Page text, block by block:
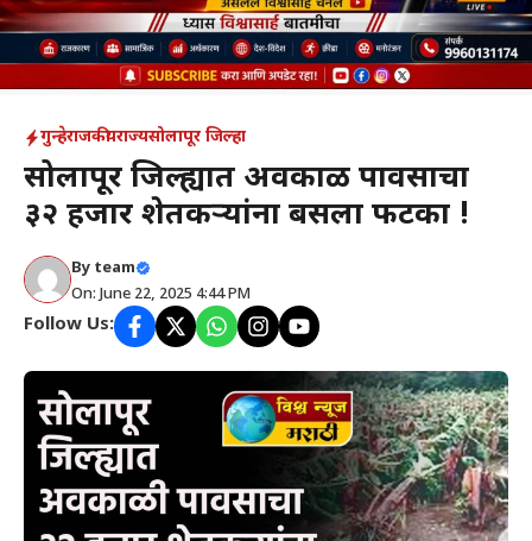
गुन्हेराजकीयराज्यसोलापूर जिल्हा
सोलापूर जिल्ह्यात अवकाळी पावसाचा
३२ हजार शेतकऱ्यांना बसला फटका !
By team
On: June 22, 2025 4:44 PM
Follow Us: